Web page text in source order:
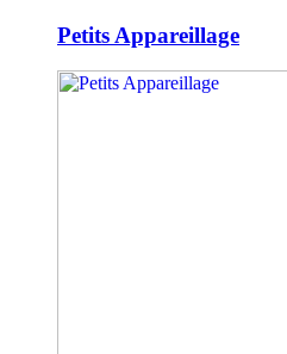
Petits Appareillage